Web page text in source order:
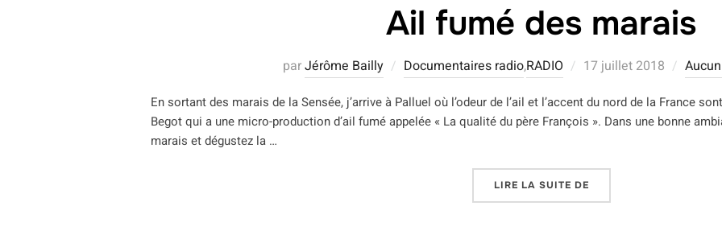
Ail fumé des marais
parJérôme Bailly Documentaires radio,RADIO
Publié
17 juillet 2018
En sortant des marais de la Sensée, j’arrive à Palluel où l’odeur de l’ail et l’accent du nord de la France
Begot qui a une micro-production d’ail fumé appelée « La qualité du père François ». Dans une bonne
marais et dégustez la …
LIRE LA SUITE DE